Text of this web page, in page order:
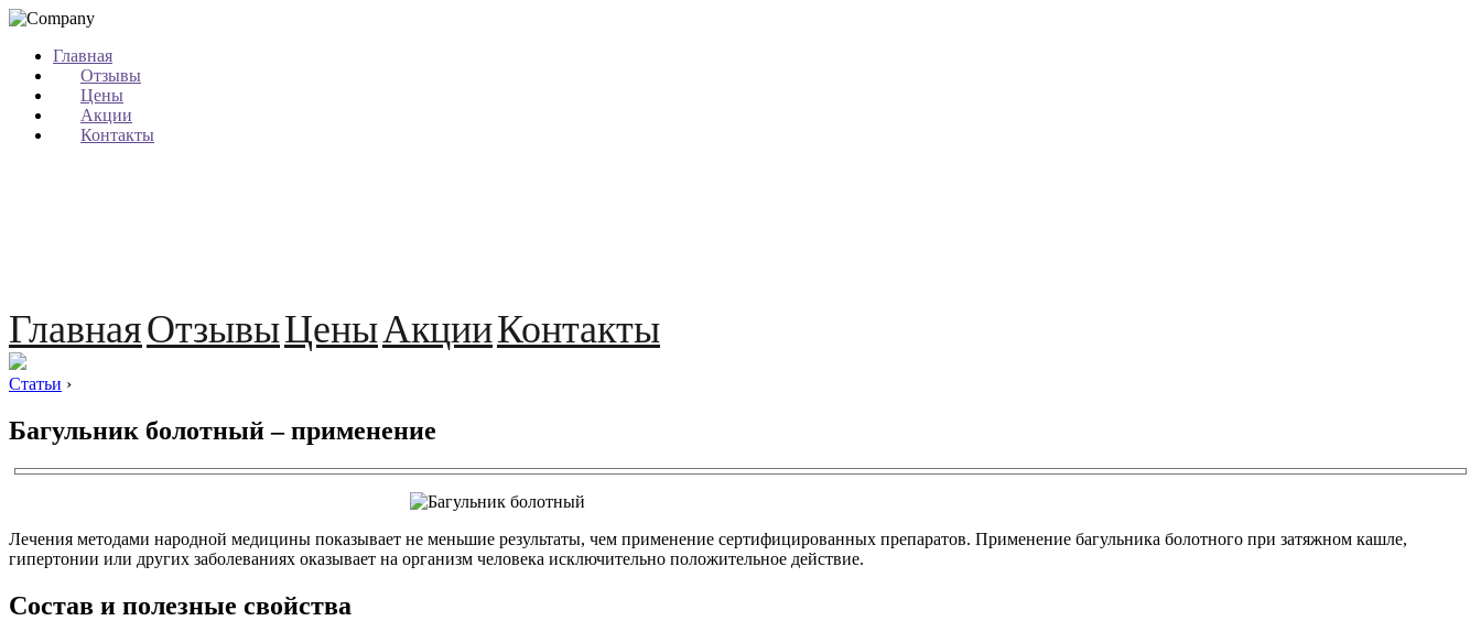
Главная
Отзывы
Цены
Акции
Контакты
ГлавнаяОтзывыЦеныАкцииКонтакты
Статьи ›
Багульник болотный – применение
Лечения методами народной медицины показывает не меньшие результаты, чем применение сертифицированных препаратов. Применение багульника болотного при затяжном кашле,
гипертонии или других заболеваниях оказывает на организм человека исключительно положительное действие.
Состав и полезные свойства